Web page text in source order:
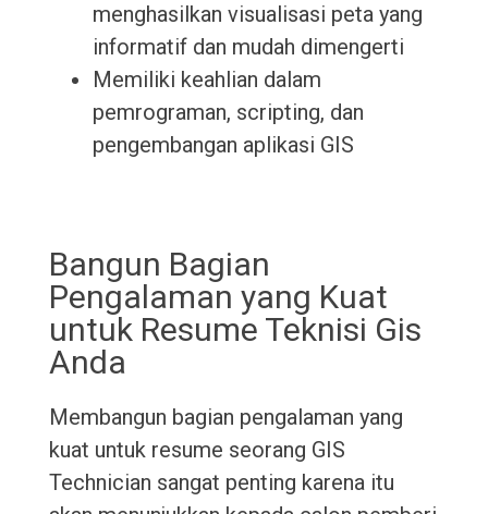
menghasilkan visualisasi peta yang
informatif dan mudah dimengerti
Memiliki keahlian dalam
pemrograman, scripting, dan
pengembangan aplikasi GIS
Bangun Bagian
Pengalaman yang Kuat
untuk Resume Teknisi Gis
Anda
Membangun bagian pengalaman yang
kuat untuk resume seorang GIS
Technician sangat penting karena itu